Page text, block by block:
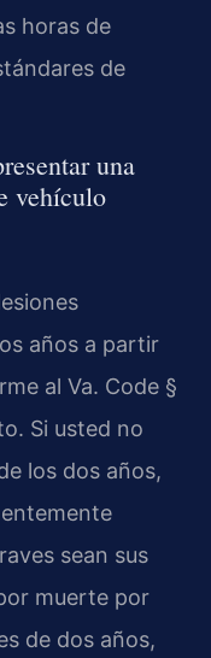
horas de
de
una
vehículo
años a partir
al Va. Code §
Si usted no
los dos años,
sean sus
muerte por
de dos años,